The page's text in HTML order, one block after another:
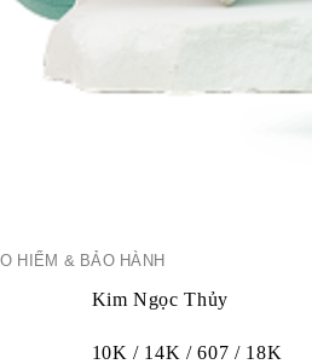
HIỂM & BẢO HÀNH
Kim Ngọc Thủy
10K / 14K / 607 / 18K